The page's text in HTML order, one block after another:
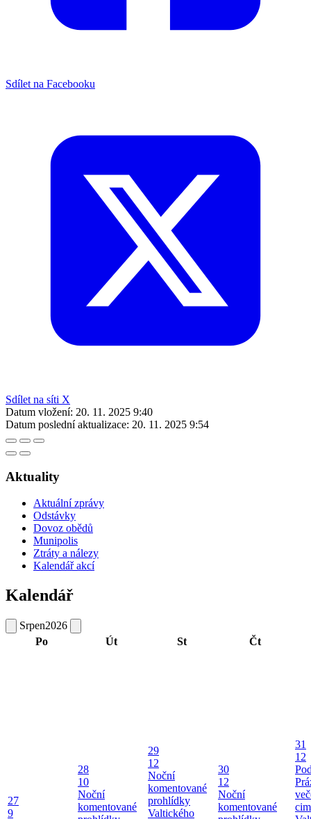
Sdílet na Facebooku
Sdílet na síti X
Datum vložení: 20. 11. 2025 9:40
Datum poslední aktualizace: 20. 11. 2025 9:54
Aktuality
Aktuální zprávy
Odstávky
Dovoz obědů
Munipolis
Ztráty a nálezy
Kalendář akcí
Kalendář
Srpen2026
Po
Út St Čt
27
9
28
10
Noční
komentované
29
12
Noční
komentované
prohlídky
Valtického
30
12
Noční
komentované
31
12